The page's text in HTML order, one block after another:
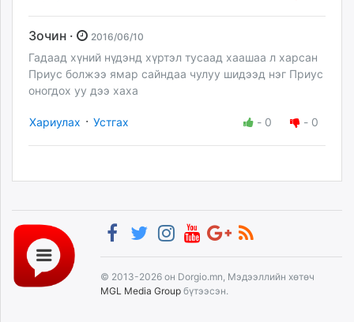
Зочин · 2016/06/10
Гадаад хүний нүдэнд хүртэл тусаад хаашаа л харсан
Приус болжээ ямар сайндаа чулуу шидээд нэг Приус
оногдох уу дээ хаха
Хариулах · Устгах - 0 - 0
© 2013-2026 он Dorgio.mn, Мэдээллийн хөтөч
MGL Media Group бүтээсэн.